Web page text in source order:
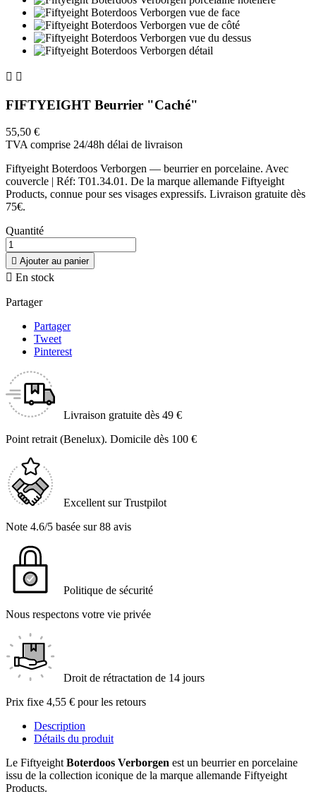
 
FIFTYEIGHT Beurrier "Caché"
55,50 €
TVA comprise 24/48h délai de livraison
Fiftyeight Boterdoos Verborgen — beurrier en porcelaine. Avec
couvercle | Réf: T01.34.01. De la marque allemande Fiftyeight
Products, connue pour ses visages expressifs. Livraison gratuite dès
75€.
Quantité
 Ajouter au panier
 En stock
Partager
Partager
Tweet
Pinterest
Livraison gratuite dès 49 €
Point retrait (Benelux). Domicile dès 100 €
Excellent sur Trustpilot
Note 4.6/5 basée sur 88 avis
Politique de sécurité
Nous respectons votre vie privée
Droit de rétractation de 14 jours
Prix fixe 4,55 € pour les retours
Description
Détails du produit
Le FiftyeightBoterdoos Verborgen est un beurrier en porcelaine
issu de la collection iconique de la marque allemande Fiftyeight
Products.